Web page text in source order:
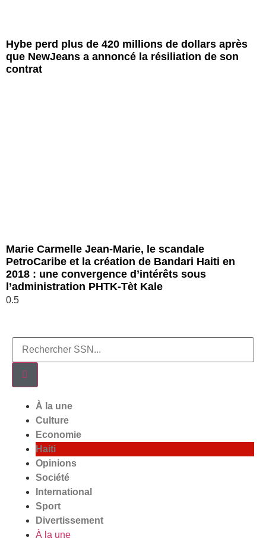
Hybe perd plus de 420 millions de dollars après
que NewJeans a annoncé la résiliation de son
contrat
Marie Carmelle Jean-Marie, le scandale
PetroCaribe et la création de Bandari Haiti en
2018 : une convergence d’intérêts sous
l’administration PHTK-Tèt Kale
À la une
Culture
Economie
Haiti
Opinions
Société
International
Sport
Divertissement
À la une